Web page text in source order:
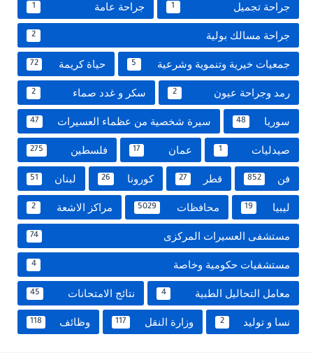
جراحة تجميل 1 جراحة عامة 1
جراحة مسالك بولية 2
جمعيات خيرية وتنموية وشرعية 5 حياة كريمة 72
رمد وجراحة عيون 2 سكر و غدد صماء 2
سوريا 48 سيرة شخصية من عظماء العسيرات 47
صيدليات 1 عمان 17 فلسطين 275
فن 852 قطر 27 كورونا 26 لبنان 51
ليبيا 19 محافظات 5029 مراكز الاشعة 2
مستشفى العسيرات المركزى 74
مستشفيات حكومية وخاصة 4
معامل التحاليل الطبية 4 نتائج الامتحانات 45
نسا و توليد 2 وزارة النقل 117 وظائف 118